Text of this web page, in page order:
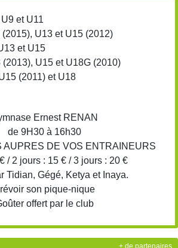
et U11
(2015), U13 et U15 (2012)
et U15
(2013), U15 et U18G (2010)
(2011) et U18
Ernest RENAN
de 9H30 à 16h30
AUPRES DE VOS ENTRAINEURS
/ 2 jours : 15 € / 3 jours : 20 €
Tidian, Gégé, Ketya et Inaya.
son pique-nique
offert par le club
+ de partenaires